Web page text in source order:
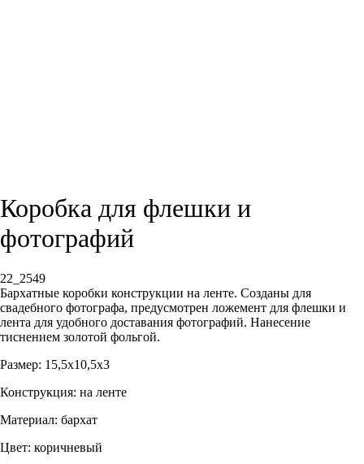
Коробка для флешки и
фотографий
22_2549
Бархатные коробки конструкции на ленте. Созданы для
свадебного фотографа, предусмотрен ложемент для флешки и
лента для удобного доставания фотографий. Нанесение
тиснением золотой фольгой.
Размер: 15,5х10,5х3
Конструкция: на ленте
Материал: бархат
Цвет: коричневый